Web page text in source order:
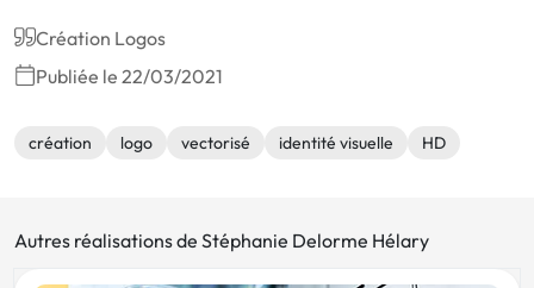
Création Logos
Publiée le 22/03/2021
création logo vectorisé identité visuelle HD
Autres réalisations de Stéphanie Delorme Hélary